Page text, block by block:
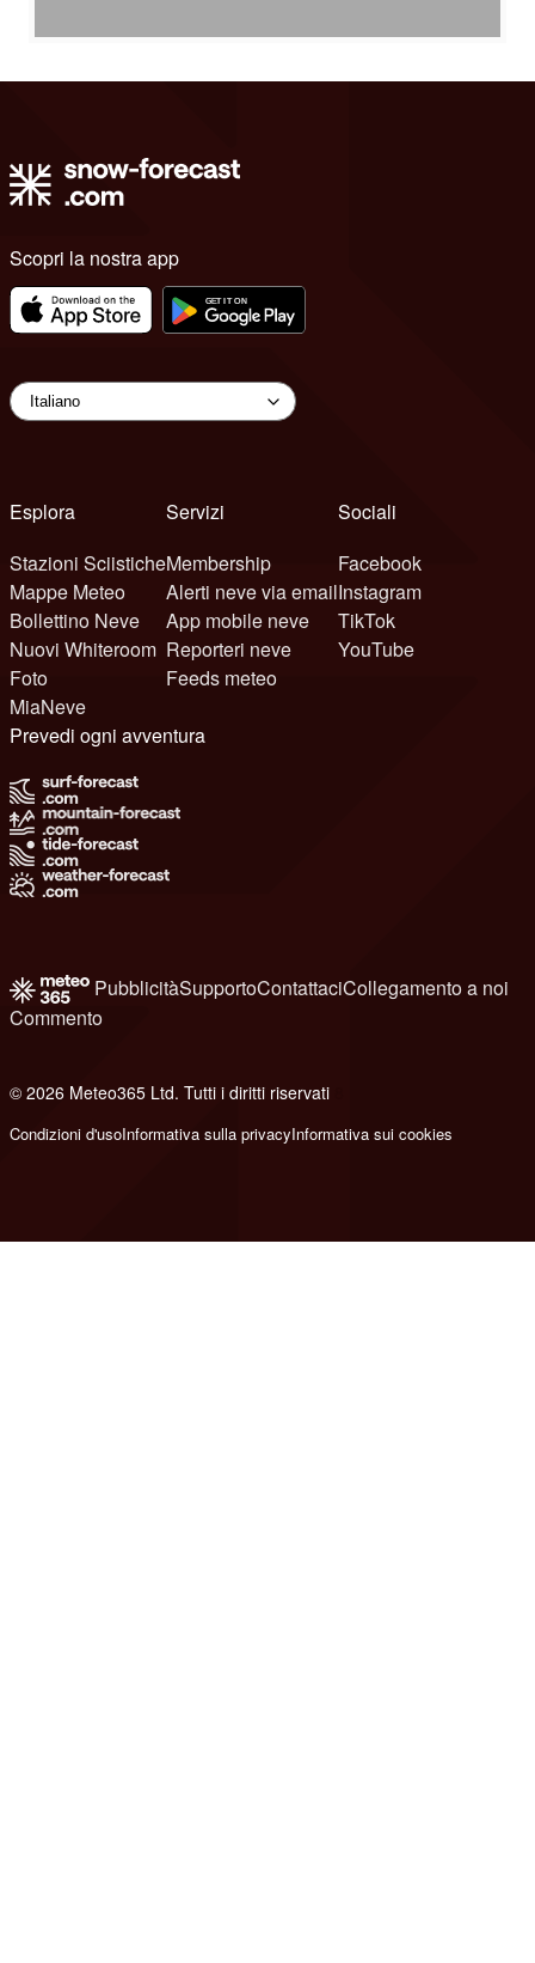
Scopri la nostra app
Esplora
Stazioni Sciistiche
Mappe Meteo
Bollettino Neve
Nuovi Whiteroom
Foto
MiaNeve
Servizi
Membership
Alerti neve via email
App mobile neve
Reporteri neve
Feeds meteo
Sociali
Facebook
Instagram
TikTok
YouTube
Prevedi ogni avventura
PubblicitàSupportoContattaciCollegamento a noi
Commento
© 2026 Meteo365 Ltd. Tutti i diritti riservati
Condizioni d'usoInformativa sulla privacyInformativa sui cookies